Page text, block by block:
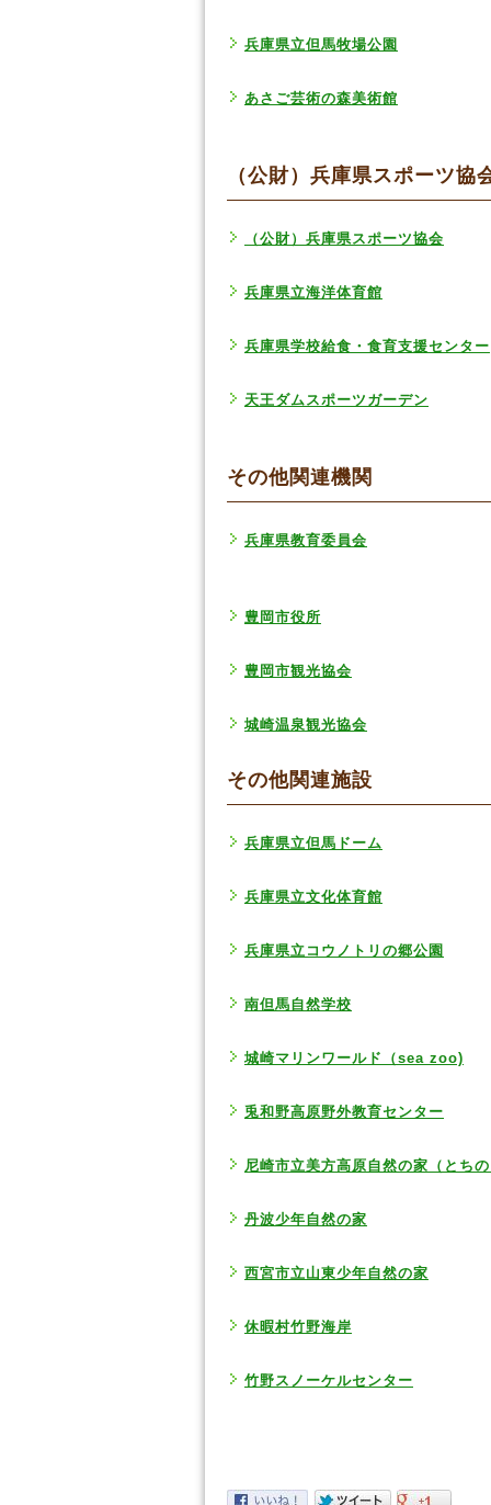
兵庫県立但馬牧場公園
あさご芸術の森美術館
（公財）兵庫県スポーツ協
（公財）兵庫県スポーツ協会
兵庫県立海洋体育館
兵庫県学校給食・食育支援センター
天王ダムスポーツガーデン
その他関連機関
兵庫県教育委員会
豊岡市役所
豊岡市観光協会
城崎温泉観光協会
その他関連施設
兵庫県立但馬ドーム
兵庫県立文化体育館
兵庫県立コウノトリの郷公園
南但馬自然学校
城崎マリンワールド（sea zoo)
兎和野高原野外教育センター
尼崎市立美方高原自然の家（とち
丹波少年自然の家
西宮市立山東少年自然の家
休暇村竹野海岸
竹野スノーケルセンター